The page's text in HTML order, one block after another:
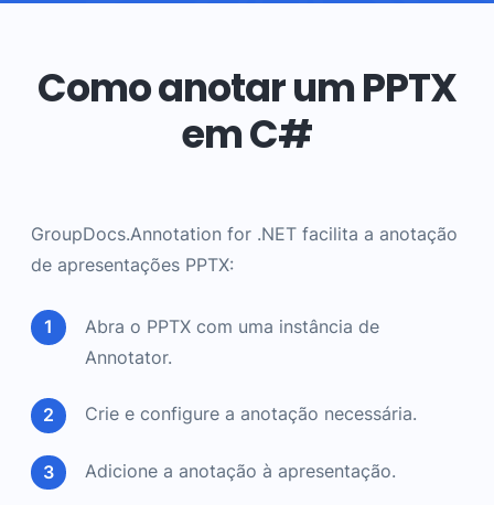
Como anotar um PPTX
em C#
GroupDocs.Annotation for .NET facilita a anotação
de apresentações PPTX:
Abra o PPTX com uma instância de
Annotator.
Crie e configure a anotação necessária.
Adicione a anotação à apresentação.